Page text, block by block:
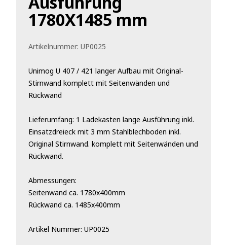
1780X1485 mm
Artikelnummer: UP0025
Unimog U 407 / 421 langer Aufbau mit Original-
Stirnwand komplett mit Seitenwänden und
Rückwand
Lieferumfang: 1 Ladekasten lange Ausführung inkl.
Einsatzdreieck mit 3 mm Stahlblechboden inkl.
Original Stirnwand. komplett mit Seitenwänden und
Rückwand.
Abmessungen:
Seitenwand ca. 1780x400mm
Rückwand ca. 1485x400mm
Artikel Nummer: UP0025